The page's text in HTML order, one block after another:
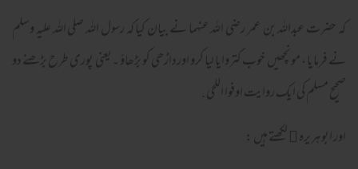
کہ حضرت عبداللہ بن عمر رضی اللہ عنہما نے بیان کیا کہ رسول اللہ صلی اللہ علیہ وسلم
نے فرمایا ، مونچھیں خوب کتروایا لیا کرو اورداڑھی کو بڑھاؤ ۔یعنی پوری طرح بڑھنے دو
صحیح مسلم کی ایک روایت اوفوا اللحی .
اور ابوہریرہ ﷜ لکھتے ہیں :